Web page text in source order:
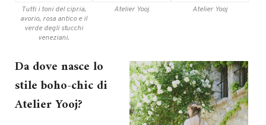
Tutti i toni del cipria,
avorio, rosa antico e il
verde degli stucchi
veneziani.
Atelier Yooj Atelier Yooj
Da dove nasce lo
stile boho-chic di
Atelier Yooj?